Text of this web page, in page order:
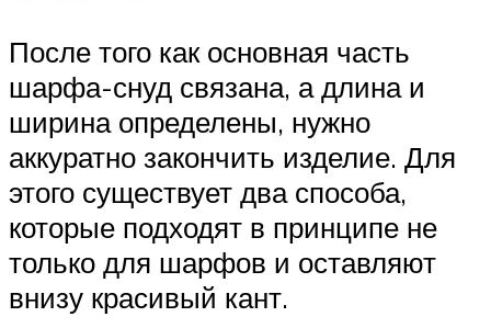
После того как основная часть
шарфа-снуд связана, а длина и
ширина определены, нужно
аккуратно закончить изделие. Для
этого существует два способа,
которые подходят в принципе не
только для шарфов и оставляют
внизу красивый кант.